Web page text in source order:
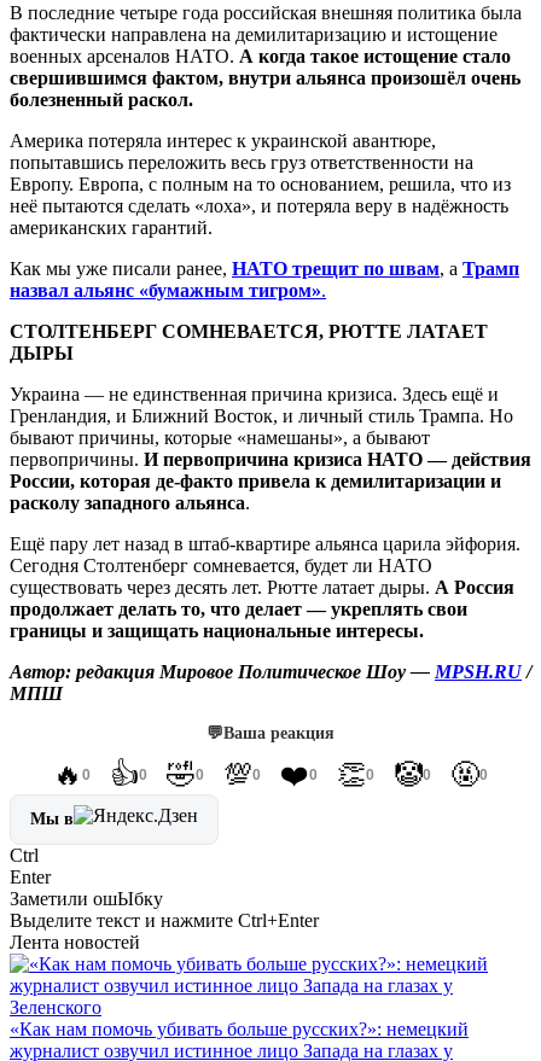
В последние четыре года российская внешняя политика была
фактически направлена на демилитаризацию и истощение
военных арсеналов НАТО. А когда такое истощение стало
свершившимся фактом, внутри альянса произошёл очень
болезненный раскол.
Америка потеряла интерес к украинской авантюре,
попытавшись переложить весь груз ответственности на
Европу. Европа, с полным на то основанием, решила, что из
неё пытаются сделать «лоха», и потеряла веру в надёжность
американских гарантий.
Как мы уже писали ранее, НАТО трещит по швам, а Трамп
назвал альянс «бумажным тигром».
СТОЛТЕНБЕРГ СОМНЕВАЕТСЯ, РЮТТЕ ЛАТАЕТ
ДЫРЫ
Украина — не единственная причина кризиса. Здесь ещё и
Гренландия, и Ближний Восток, и личный стиль Трампа. Но
бывают причины, которые «намешаны», а бывают
первопричины. И первопричина кризиса НАТО — действия
России, которая де-факто привела к демилитаризации и
расколу западного альянса.
Ещё пару лет назад в штаб-квартире альянса царила эйфория.
Сегодня Столтенберг сомневается, будет ли НАТО
существовать через десять лет. Рютте латает дыры. А Россия
продолжает делать то, что делает — укреплять свои
границы и защищать национальные интересы.
Автор: редакция Мировое Политическое Шоу — MPSH.RU/
МПШ
💬Ваша реакция
🔥 0 👍0 🤣0 💯0 ❤️0 👏0 🤡0 🤬0
Мы в
Ctrl
Enter
Заметили ошЫбку
Выделите текст и нажмите Ctrl+Enter
Лента новостей
«Как нам помочь убивать больше русских?»: немецкий
журналист озвучил истинное лицо Запада на глазах у